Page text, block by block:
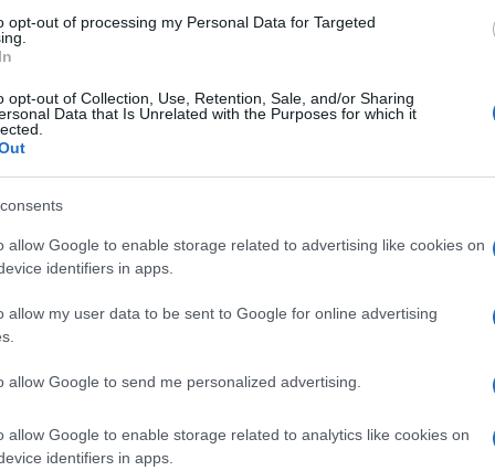
opt-out of processing my Personal Data for Targeted
opt-out of Collection, Use, Retention, Sale, and/or Sharing
Data that Is Unrelated with the Purposes for which it
allow Google to enable storage related to advertising like cookies on
identifiers in apps.
allow my user data to be sent to Google for online advertising
allow Google to send me personalized advertising.
allow Google to enable storage related to analytics like cookies on
identifiers in apps.
Πανελλήνιες-Αλλαγές στη Γ’ Λυκείου: Tι λένε οι